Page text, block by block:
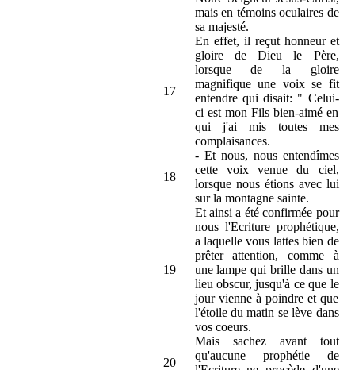
mais en témoins oculaires de
sa majesté.
17
En effet, il reçut honneur et
gloire de Dieu le Père,
lorsque de la gloire
magnifique une voix se fit
entendre qui disait: " Celui-
ci est mon Fils bien-aimé en
qui j'ai mis toutes mes
complaisances.
18
- Et nous, nous entendîmes
cette voix venue du ciel,
lorsque nous étions avec lui
sur la montagne sainte.
19
Et ainsi a été confirmée pour
nous l'Ecriture prophétique,
a laquelle vous lattes bien de
prêter attention, comme à
une lampe qui brille dans un
lieu obscur, jusqu'à ce que le
jour vienne à poindre et que
l'étoile du matin se lève dans
vos coeurs.
20
Mais sachez avant tout
qu'aucune prophétie de